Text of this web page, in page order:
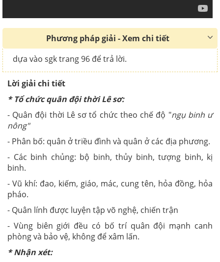
Phương pháp giải - Xem chi tiết
dựa vào sgk trang 96 để trả lời.
Lời giải chi tiết
* Tổ chức quân đội thời Lê sơ:
- Quân đội thời Lê sơ tổ chức theo chế độ "ngụ binh ư
nông"
- Phân bố: quân ở triều đình và quân ở các địa phương.
- Các binh chủng: bộ binh, thủy binh, tượng binh, kị
binh.
- Vũ khí: đao, kiếm, giáo, mác, cung tên, hỏa đồng, hỏa
pháo.
- Quân lính được luyện tập võ nghệ, chiến trận
- Vùng biên giới đều có bố trí quân đội mạnh canh
phòng và bảo vệ, không để xâm lấn.
* Nhận xét: